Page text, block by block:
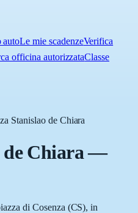
autoLe mie scadenzeVerifica
officina autorizzataClasse
Stanislao de Chiara
de Chiara—
di Cosenza (CS), in